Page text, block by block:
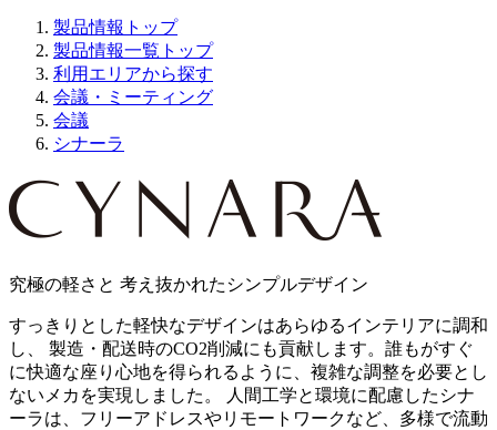
製品情報トップ
製品情報一覧トップ
利用エリアから探す
会議・ミーティング
会議
シナーラ
究極の軽さと 考え抜かれたシンプルデザイン
すっきりとした軽快なデザインはあらゆるインテリアに調和
し、 製造・配送時のCO2削減にも貢献します。誰もがすぐ
に快適な座り心地を得られるように、複雑な調整を必要とし
ないメカを実現しました。 人間工学と環境に配慮したシナ
ーラは、フリーアドレスやリモートワークなど、多様で流動